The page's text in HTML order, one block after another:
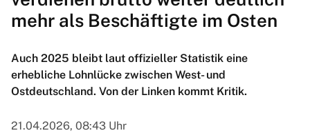
mehr als Beschäftigte im Osten
Auch 2025 bleibt laut offizieller Statistik eine
erhebliche Lohnlücke zwischen West- und
Ostdeutschland. Von der Linken kommt Kritik.
21.04.2026, 08:43 Uhr